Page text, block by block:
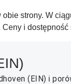
strony. W
i
(EIN) i